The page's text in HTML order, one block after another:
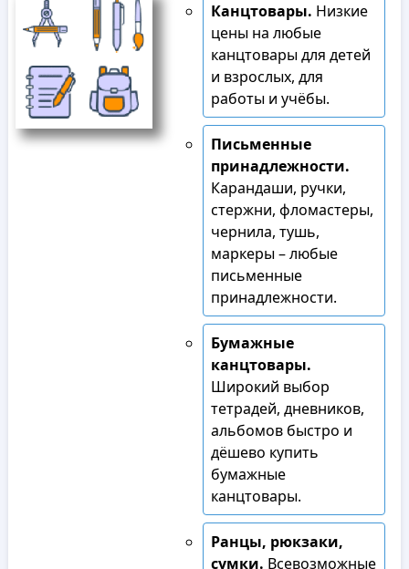
Канцтовары. Низкие
цены на любые
канцтовары для детей
и взрослых, для
работы и учёбы.
Письменные
принадлежности.
Карандаши, ручки,
стержни, фломастеры,
чернила, тушь,
маркеры – любые
письменные
принадлежности.
Бумажные
канцтовары.
Широкий выбор
тетрадей, дневников,
альбомов быстро и
дёшево купить
бумажные
канцтовары.
Ранцы, рюкзаки,
сумки. Всевозможные